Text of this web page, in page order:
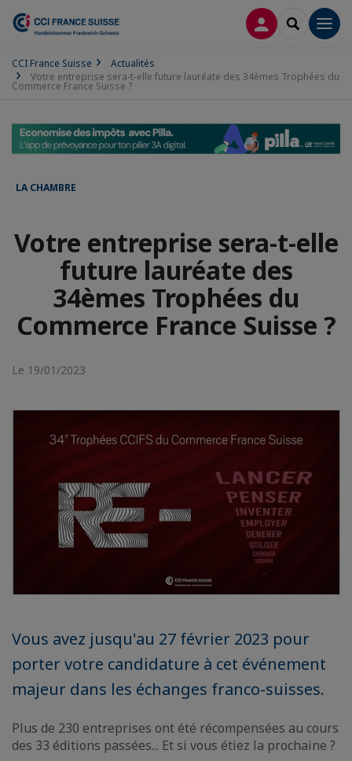
CONNEXION
CCI France Suisse
Actualités
Votre entreprise sera-t-elle future lauréate des 34èmes Trophées du
Commerce France Suisse ?
LA CHAMBRE
Votre entreprise sera-t-elle
future lauréate des
34èmes Trophées du
Commerce France Suisse ?
Le 19/01/2023
Vous avez jusqu'au 27 février 2023 pour
porter votre candidature à cet événement
majeur dans les échanges franco-suisses.
Plus de 230 entreprises ont été récompensées au cours
des 33 éditions passées... Et si vous étiez la prochaine ?